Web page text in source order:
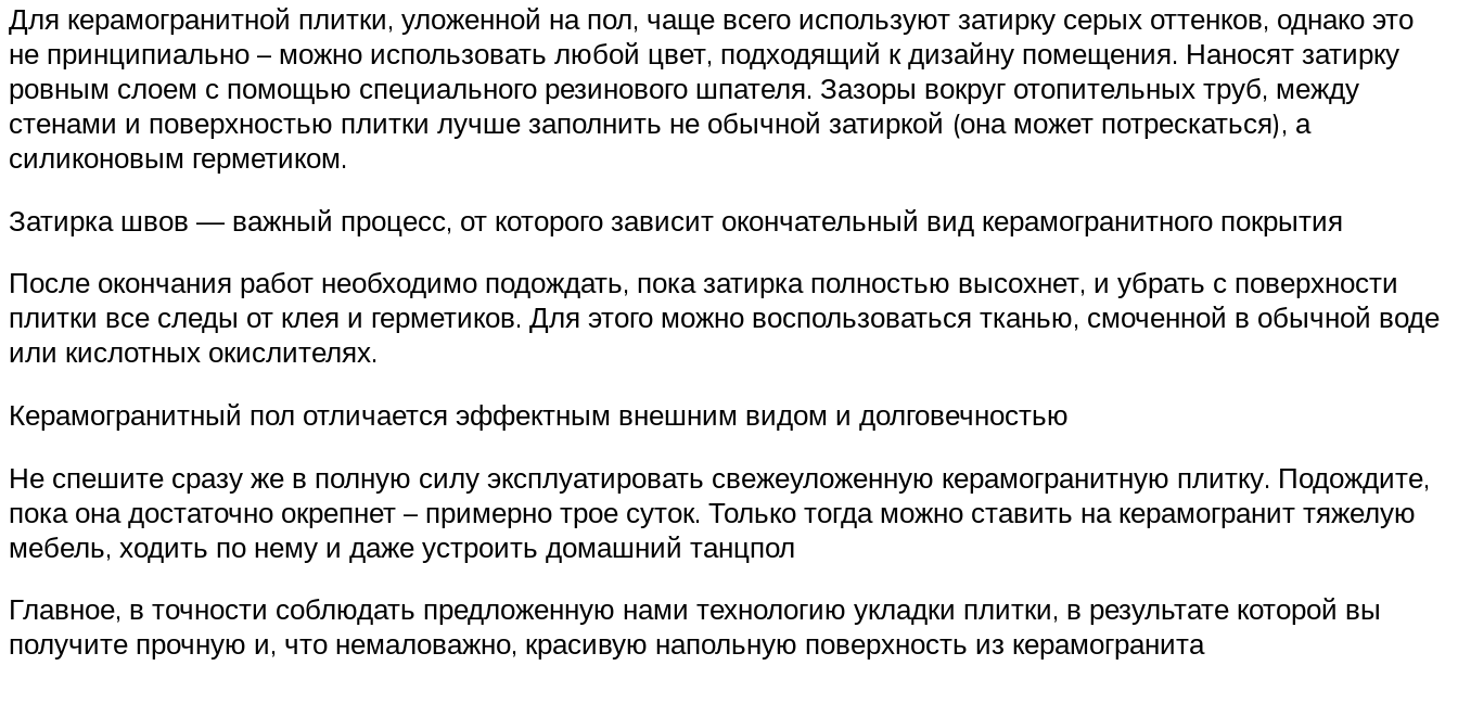
Для керамогранитной плитки, уложенной на пол, чаще всего используют затирку серых оттенков, однако это
не принципиально – можно использовать любой цвет, подходящий к дизайну помещения. Наносят затирку
ровным слоем с помощью специального резинового шпателя. Зазоры вокруг отопительных труб, между
стенами и поверхностью плитки лучше заполнить не обычной затиркой (она может потрескаться), а
силиконовым герметиком.
Затирка швов — важный процесс, от которого зависит окончательный вид керамогранитного покрытия
После окончания работ необходимо подождать, пока затирка полностью высохнет, и убрать с поверхности
плитки все следы от клея и герметиков. Для этого можно воспользоваться тканью, смоченной в обычной воде
или кислотных окислителях.
Керамогранитный пол отличается эффектным внешним видом и долговечностью
Не спешите сразу же в полную силу эксплуатировать свежеуложенную керамогранитную плитку. Подождите,
пока она достаточно окрепнет – примерно трое суток. Только тогда можно ставить на керамогранит тяжелую
мебель, ходить по нему и даже устроить домашний танцпол
Главное, в точности соблюдать предложенную нами технологию укладки плитки, в результате которой вы
получите прочную и, что немаловажно, красивую напольную поверхность из керамогранита